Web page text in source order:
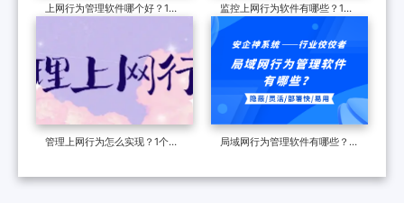
上网行为管理软件哪个好？1款
监控上网行为软件有哪些？1款
好用的监控上网行为软件分享，
2025大盘点！
管理上网行为怎么实现？1个简
局域网行为管理软件有哪些？精